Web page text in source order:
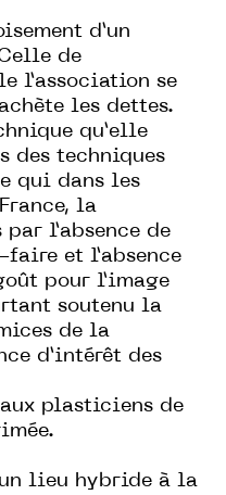
d’un
de
l’association se
les dettes.
qu’elle
des techniques
qui dans les
la
l’absence de
et l’absence
pour l’image
soutenu la
de la
d’intérêt des
plasticiens de
un lieu hybride à la